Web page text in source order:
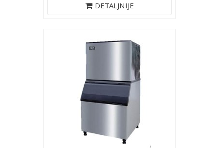
DETALJNIJE